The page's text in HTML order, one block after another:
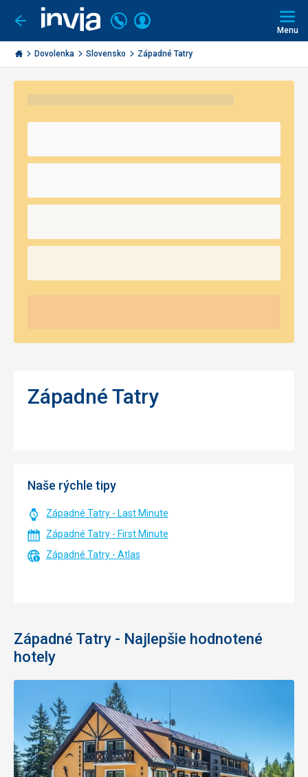
Ísť
späť
Invia.sk
Volajte
+421
2
3221
Prihlásiť
Menu
Dovolenka Slovensko Západné Tatry
Západné Tatry
Naše rýchle tipy
Západné Tatry - Last Minute
Západné Tatry - First Minute
Západné Tatry - Atlas
Západné Tatry - Najlepšie hodnotené
hotely